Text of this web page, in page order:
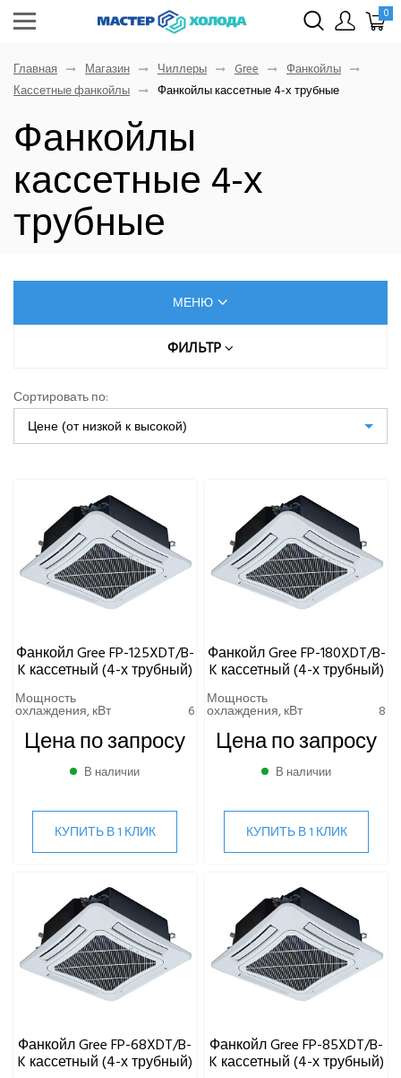
0
Главная Магазин Чиллеры Gree
Фанкойлы
Кассетные фанкойлы
Фанкойлы кассетные 4-х трубные
Фанкойлы
кассетные 4-х
трубные
МЕНЮ
ОСУШИТЕЛИ ВОЗДУХА
VRF-СИСТЕМЫ
Gree
Фанкойлы
Канальные фанкойлы
Кассетные фанкойлы
Фанкойлы кассетные 2-х трубные с DC-
двигателем
Напольно-потолочные фанкойлы
Напольные фанкойлы
Настенные фанкойлы
Чиллеры воздушного охлаждения
ВИННЫЕ ХОЛОДИЛЬНИКИ И ШКАФЫ
ПРЕЦИЗИОННЫЕ КОНДИЦИОНЕРЫ
ПРИТОЧНО-ВЫТЯЖНЫЕ УСТАНОВКИ
ТЕПЛОВЫЕ НАСОСЫ
ФИЛЬТР
РАСХОД ВОДЫ НАСОСА, Л/МИН
Сортировать по:
Цене (от низкой к высокой)
Фанкойл Gree FP-125XDT/B-
K кассетный (4-х трубный)
Мощность
охлаждения, кВт 6
Цена по запросу
В наличии
КУПИТЬ В 1 КЛИК
Фанкойл Gree FP-180XDT/B-
K кассетный (4-х трубный)
Мощность
охлаждения, кВт 8
Цена по запросу
В наличии
КУПИТЬ В 1 КЛИК
Фанкойл Gree FP-68XDT/B-
K кассетный (4-х трубный)
Фанкойл Gree FP-85XDT/B-
K кассетный (4-х трубный)